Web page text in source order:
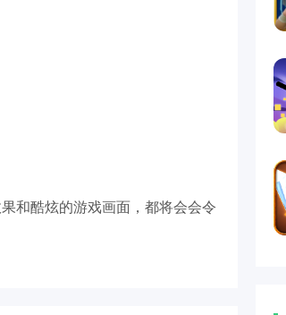
和酷炫的游戏画面，都将会会令